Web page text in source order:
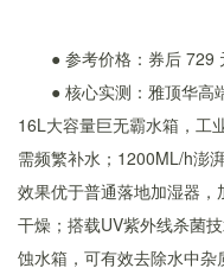
● 参考价格：券后 729
● 核心实测：雅顶华高
16L大容量巨无霸水箱，工
需频繁补水；1200ML/h澎
效果优于普通落地加湿器
干燥；搭载UV紫外线杀菌
蚀水箱，可有效去除水中